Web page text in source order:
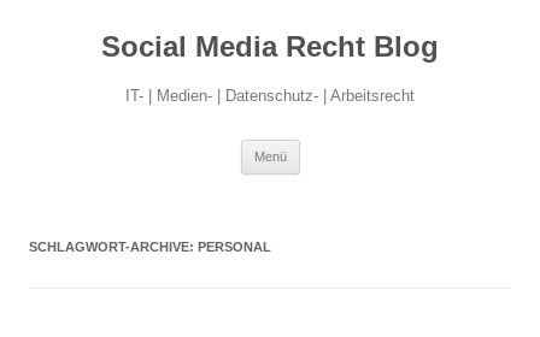
Social Media Recht Blog
IT- | Medien- | Datenschutz- | Arbeitsrecht
Menü
SCHLAGWORT-ARCHIVE: PERSONAL